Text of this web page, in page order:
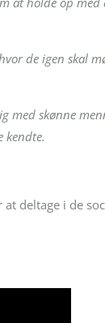
de igen skal
med skønne
kendte.
deltage i de